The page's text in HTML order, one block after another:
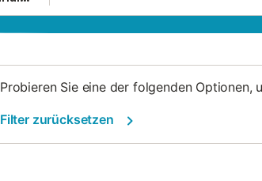
Probieren Sie eine der folgenden Optionen,
Filter zurücksetzen